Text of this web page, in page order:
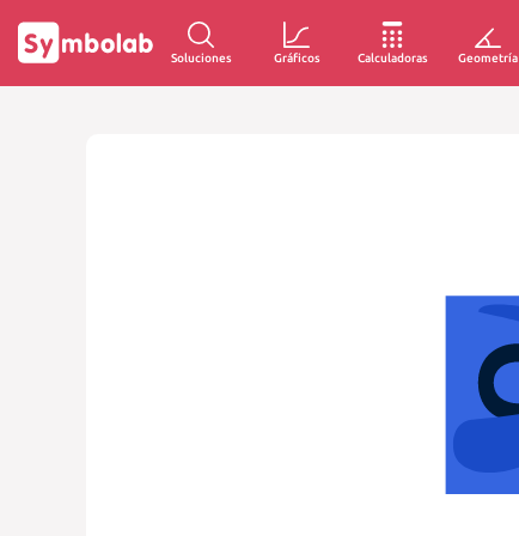
Soluciones Gráficos Calculadoras Geometría